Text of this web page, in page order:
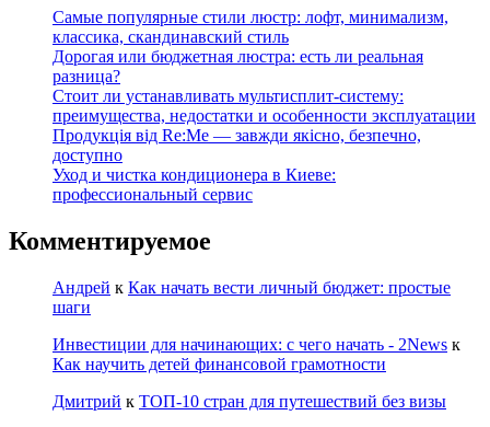
Самые популярные стили люстр: лофт, минимализм,
классика, скандинавский стиль
Дорогая или бюджетная люстра: есть ли реальная
разница?
Стоит ли устанавливать мультисплит-систему:
преимущества, недостатки и особенности эксплуатации
Продукція від Re:Me — завжди якісно, безпечно,
доступно
Уход и чистка кондиционера в Киеве:
профессиональный сервис
Комментируемое
Андрей к Как начать вести личный бюджет: простые
шаги
Инвестиции для начинающих: с чего начать - 2News к
Как научить детей финансовой грамотности
Дмитрий к ТОП-10 стран для путешествий без визы